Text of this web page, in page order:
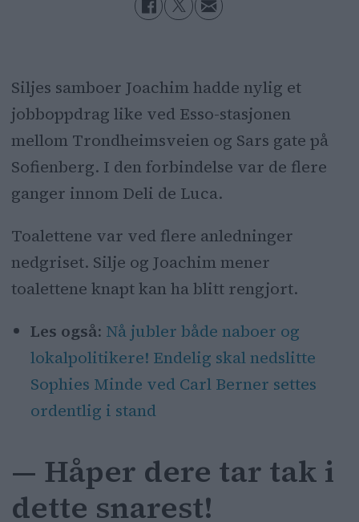
Siljes samboer Joachim hadde nylig et
jobboppdrag like ved Esso-stasjonen
mellom Trondheimsveien og Sars gate på
Sofienberg. I den forbindelse var de flere
ganger innom Deli de Luca.
Toalettene var ved flere anledninger
nedgriset. Silje og Joachim mener
toalettene knapt kan ha blitt rengjort.
Les også: Nå jubler både naboer og
lokalpolitikere! Endelig skal nedslitte
Sophies Minde ved Carl Berner settes
ordentlig i stand
— Håper dere tar tak i
dette snarest!